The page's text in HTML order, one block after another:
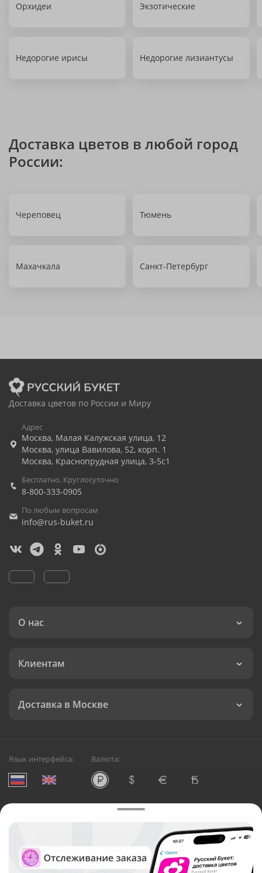
Орхидеи Экзотические
Недорогие ирисы Недорогие лизиантусы
Доставка цветов в любой город
России:
Череповец Тюмень
Махачкала Санкт-Петербург
Доставка цветов по России и Миру
Адрес
Москва, Малая Калужская улица, 12
Москва, улица Вавилова, 52, корп. 1
Москва, Краснопрудная улица, 3-5с1
Бесплатно. Круглосуточно
8-800-333-0905
По любым вопросам
info@rus-buket.ru
О нас
Клиентам
Доставка в Москве
Язык интерфейса: Валюта:
Служба круглосуточной доставки цветов в Москве
Русский Букет, 2026
Общество с ограниченной ответственностью «Технология»
ОГРН: 1195476081745, ИНН: 5410081997
Юридический адрес: г. Новосибирск, ул. Ипподромская,